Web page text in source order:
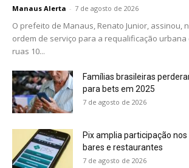
Manaus Alerta - 7 de agosto de 2026
O prefeito de Manaus, Renato Junior, assinou,
ordem de serviço para a requalificação
ruas 10...
Famílias brasileiras
para bets em 2025
7 de agosto de 2026
Pix amplia participação
bares e restaurantes
7 de agosto de 2026